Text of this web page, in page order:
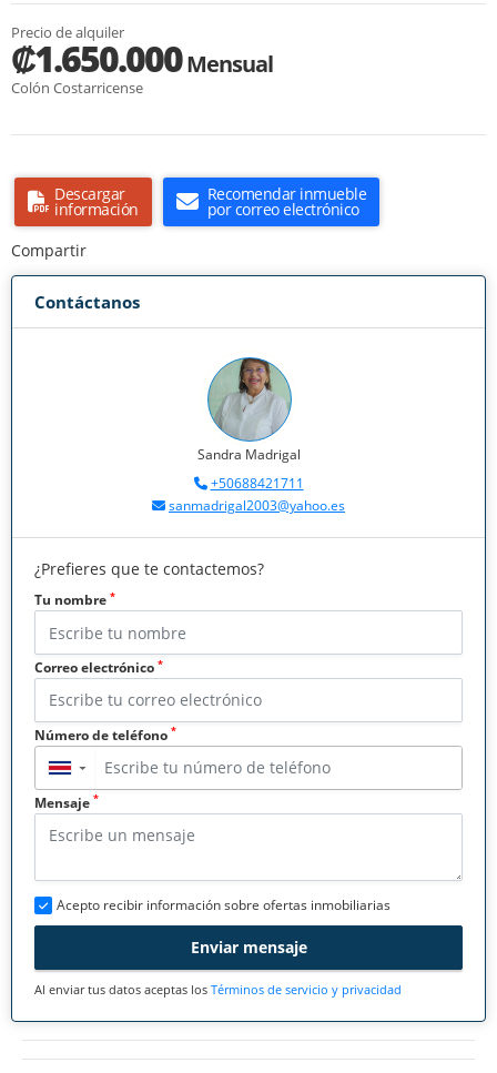
Precio de alquiler
₡1.650.000Mensual
Colón Costarricense
Descargar
información
Recomendar inmueble
por correo electrónico
Compartir
Contáctanos
Sandra Madrigal
+50688421711
sanmadrigal2003@yahoo.es
¿Prefieres que te contactemos?
Tu nombre *
Correo electrónico *
Número de teléfono *
▼
Mensaje *
Acepto recibir información sobre ofertas inmobiliarias
Enviar mensaje
Al enviar tus datos aceptas los Términos de servicio y privacidad